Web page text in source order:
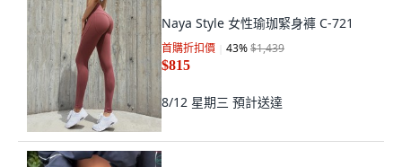
Naya Style 女性瑜珈緊身褲 C-721
首購折扣價 43%$1,439
$815
8/12 星期三 預計送達